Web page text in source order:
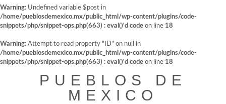
Warning: Undefined variable $post in
/home/pueblosdemexico.mx/public_html/wp-content/plugins/code-
snippets/php/snippet-ops.php(663) : eval()'d code on line 18
Warning: Attempt to read property "ID" on null in
/home/pueblosdemexico.mx/public_html/wp-content/plugins/code-
snippets/php/snippet-ops.php(663) : eval()'d code on line 18
PUEBLOS DE
MEXICO